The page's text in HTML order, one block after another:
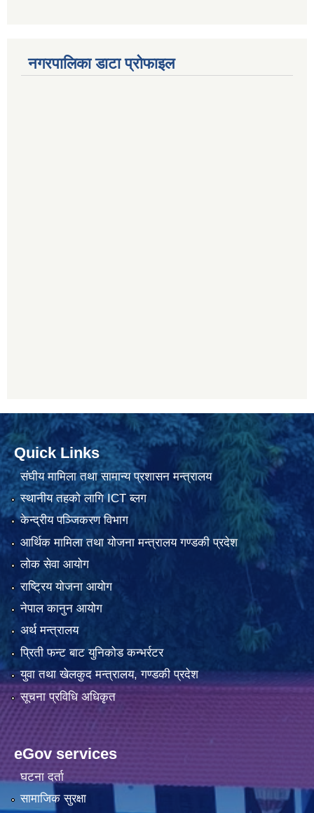
नगरपालिका डाटा प्रोफाइल
Quick Links
संघीय मामिला तथा सामान्य प्रशासन मन्त्रालय
स्थानीय तहको लागि ICT ब्लग
केन्द्रीय पञ्जिकरण विभाग
आर्थिक मामिला तथा योजना मन्त्रालय गण्डकी प्रदेश
लोक सेवा आयोग
राष्ट्रिय योजना आयोग
नेपाल कानुन आयोग
अर्थ मन्त्रालय
प्रिती फन्ट बाट युनिकोड कन्भर्रटर
युवा तथा खेलकुद मन्त्रालय, गण्डकी प्रदेश
सूचना प्रविधि अधिकृत
eGov services
घटना दर्ता
सामाजिक सुरक्षा